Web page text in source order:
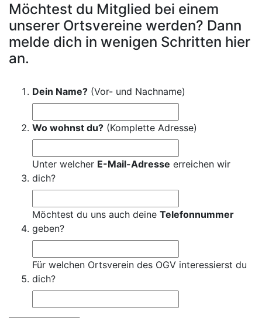
Möchtest du Mitglied bei einem
unserer Ortsvereine werden? Dann
melde dich in wenigen Schritten hier
an.
Dein Name? (Vor- und Nachname)
Wo wohnst du? (Komplette Adresse)
Unter welcher E-Mail-Adresse erreichen wir
dich?
Möchtest du uns auch deine Telefonnummer
geben?
Für welchen Ortsverein des OGV interessierst du
dich?